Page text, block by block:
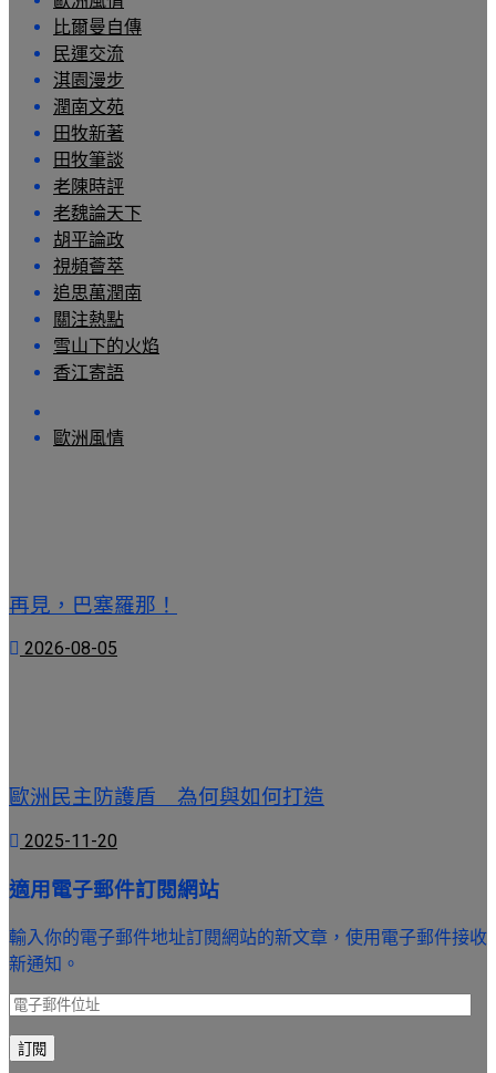
比爾曼自傳
民運交流
淇園漫步
潤南文苑
田牧新著
田牧筆談
老陳時評
老魏論天下
胡平論政
視頻薈萃
追思萬潤南
關注熱點
雪山下的火焰
香江寄語
歐洲風情
再見，巴塞羅那！
2026-08-05
歐洲民主防護盾 為何與如何打造
2025-11-20
適用電子郵件訂閱網站
輸入你的電子郵件地址訂閱網站的新文章，使用電子郵件接收
新通知。
電
子
郵
訂閱